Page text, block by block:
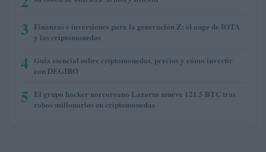
3 Finanzas e inversiones para la generación Z: el auge de IOTA
y las criptomonedas
4 Guía esencial sobre criptomonedas, precios y cómo invertir
con DEGIRO
5 El grupo hacker norcoreano Lazarus mueve 121,5 BTC tras
robos millonarios en criptomonedas